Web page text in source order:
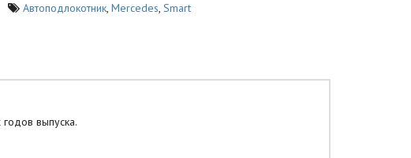
Автоподлокотник,Mercedes,Smart
выпуска.